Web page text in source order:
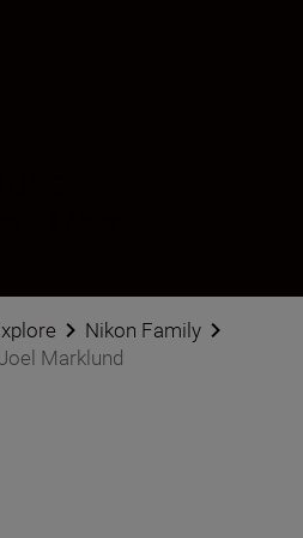
Nikon Family
Marklund